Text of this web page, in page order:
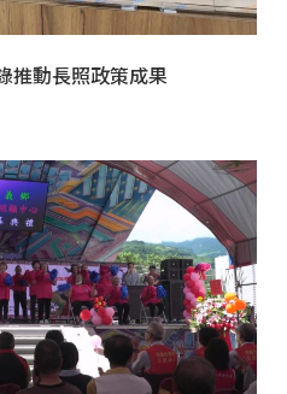
推動長照政策成果